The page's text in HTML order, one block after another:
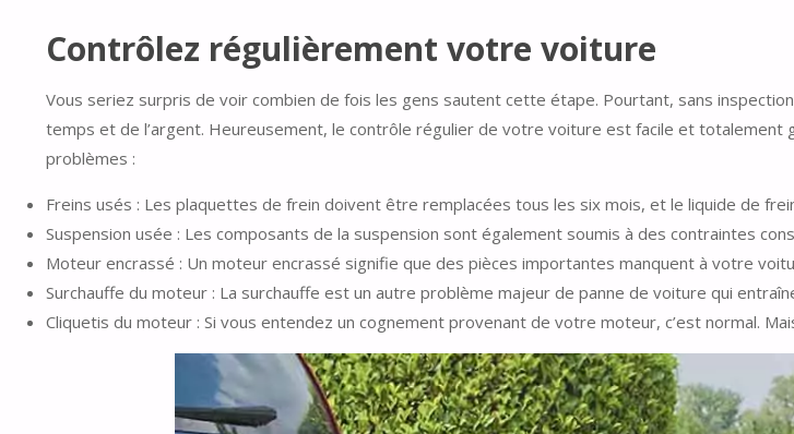
Contrôlez régulièrement votre voiture
Vous seriez surpris de voir combien de fois les gens sautent cette étape. Pourtant, sans
temps et de l’argent. Heureusement, le contrôle régulier de votre voiture est facile et
problèmes :
Freins usés : Les plaquettes de frein doivent être remplacées tous les six mois, et le liquide de
Suspension usée : Les composants de la suspension sont également soumis à des contraintes
Moteur encrassé : Un moteur encrassé signifie que des pièces importantes manquent à votre
Surchauffe du moteur : La surchauffe est un autre problème majeur de panne de voiture qui
Cliquetis du moteur : Si vous entendez un cognement provenant de votre moteur, c’est normal.